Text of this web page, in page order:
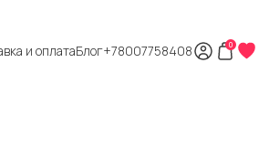
и оплатаБлог+78007758408 0